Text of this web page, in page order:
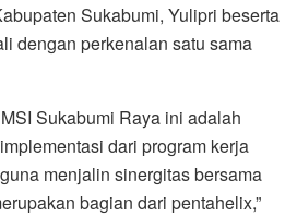
Sukabumi, Yulipri beserta
dengan perkenalan satu sama
Sukabumi Raya ini adalah
dari program kerja
menjalin sinergitas bersama
bagian dari pentahelix,”